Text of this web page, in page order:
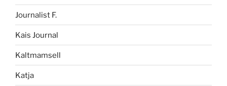
Journalist F.
Kais Journal
Kaltmamsell
Katja